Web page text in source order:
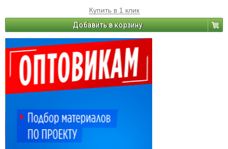
Купить в 1 клик
Добавить в корзину